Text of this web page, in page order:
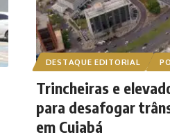
DESTAQUE EDITORIAL
Trincheiras e
para desafogar
em Cuiabá